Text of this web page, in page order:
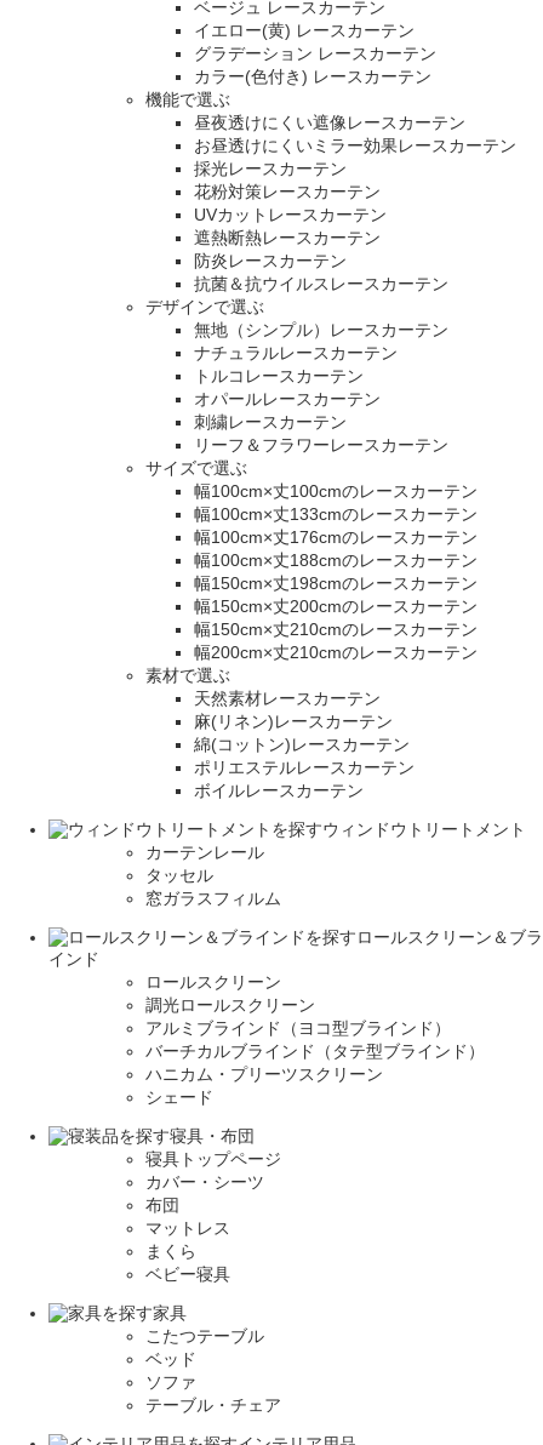
ベージュ レースカーテン
イエロー(黄) レースカーテン
グラデーション レースカーテン
カラー(色付き) レースカーテン
機能で選ぶ
昼夜透けにくい遮像レースカーテン
お昼透けにくいミラー効果レースカーテン
採光レースカーテン
花粉対策レースカーテン
UVカットレースカーテン
遮熱断熱レースカーテン
防炎レースカーテン
抗菌＆抗ウイルスレースカーテン
デザインで選ぶ
無地（シンプル）レースカーテン
ナチュラルレースカーテン
トルコレースカーテン
オパールレースカーテン
刺繍レースカーテン
リーフ＆フラワーレースカーテン
サイズで選ぶ
幅100cm×丈100cmのレースカーテン
幅100cm×丈133cmのレースカーテン
幅100cm×丈176cmのレースカーテン
幅100cm×丈188cmのレースカーテン
幅150cm×丈198cmのレースカーテン
幅150cm×丈200cmのレースカーテン
幅150cm×丈210cmのレースカーテン
幅200cm×丈210cmのレースカーテン
素材で選ぶ
天然素材レースカーテン
麻(リネン)レースカーテン
綿(コットン)レースカーテン
ポリエステルレースカーテン
ボイルレースカーテン
ウィンドウトリートメント
カーテンレール
タッセル
窓ガラスフィルム
ロールスクリーン＆ブラ
インド
ロールスクリーン
調光ロールスクリーン
アルミブラインド（ヨコ型ブラインド）
バーチカルブラインド（タテ型ブラインド）
ハニカム・プリーツスクリーン
シェード
寝具・布団
寝具トップページ
カバー・シーツ
布団
マットレス
まくら
ベビー寝具
家具
こたつテーブル
ベッド
ソファ
テーブル・チェア